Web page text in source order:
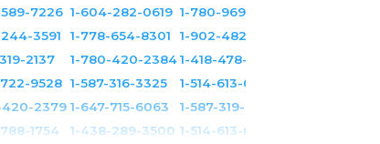
7226 1-604-282-0619 1-780-969-8964
3591 1-778-654-8301
1-902-482-9354
2137 1-780-420-23841-418-478-3232
9528 1-587-316-3325
1-514-613-0112
420-2379 1-647-715-6063
1-587-319-2145
1754 1-438-289-3500 1-514-613-0164